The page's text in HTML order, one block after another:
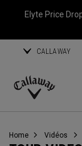
Elyte Price
CALLAWAY
Callaway
Home Vidéos